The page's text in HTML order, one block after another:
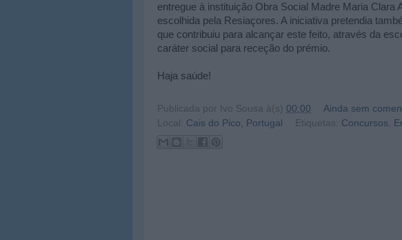
entregue à instituição Obra Social Madre Maria Clara
escolhida pela Resiaçores. A iniciativa pretendia
que contribuiu para alcançar este feito, através da
caráter social para receção do prémio.
Haja saúde!
Publicada por Ivo Sousa à(s) 00:00
Ainda sem
Local: Cais do Pico, Portugal Etiquetas: Concursos